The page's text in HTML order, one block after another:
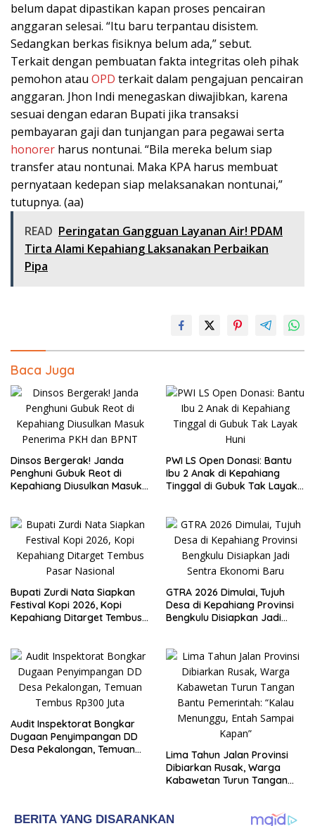
belum dapat dipastikan kapan proses pencairan
anggaran selesai. “Itu baru terpantau disistem.
Sedangkan berkas fisiknya belum ada,” sebut.
Terkait dengan pembuatan fakta integritas oleh pihak
pemohon atau OPD terkait dalam pengajuan pencairan
anggaran. Jhon Indi menegaskan diwajibkan, karena
sesuai dengan edaran Bupati jika transaksi
pembayaran gaji dan tunjangan para pegawai serta
honorer harus nontunai. “Bila mereka belum siap
transfer atau nontunai. Maka KPA harus membuat
pernyataan kedepan siap melaksanakan nontunai,”
tutupnya. (aa)
READ Peringatan Gangguan Layanan Air! PDAM
Tirta Alami Kepahiang Laksanakan Perbaikan
Pipa
Baca Juga
Dinsos Bergerak! Janda
Penghuni Gubuk Reot di
Kepahiang Diusulkan Masuk
PWI LS Open Donasi: Bantu
Ibu 2 Anak di Kepahiang
Tinggal di Gubuk Tak Layak
Bupati Zurdi Nata Siapkan
Festival Kopi 2026, Kopi
Kepahiang Ditarget Tembus
GTRA 2026 Dimulai, Tujuh
Desa di Kepahiang Provinsi
Bengkulu Disiapkan Jadi
Audit Inspektorat Bongkar
Dugaan Penyimpangan DD
Desa Pekalongan, Temuan
Lima Tahun Jalan Provinsi
Dibiarkan Rusak, Warga
Kabawetan Turun Tangan
Kapan”